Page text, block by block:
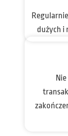
dużych i